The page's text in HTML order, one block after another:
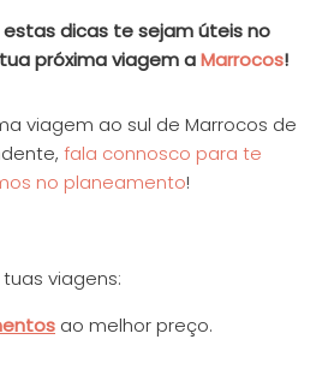
estas dicas te sejam úteis no
próxima viagem aMarrocos!
viagem ao sul de Marrocos de
fala connosco para te
no planeamento!
viagens:
ao melhor preço.